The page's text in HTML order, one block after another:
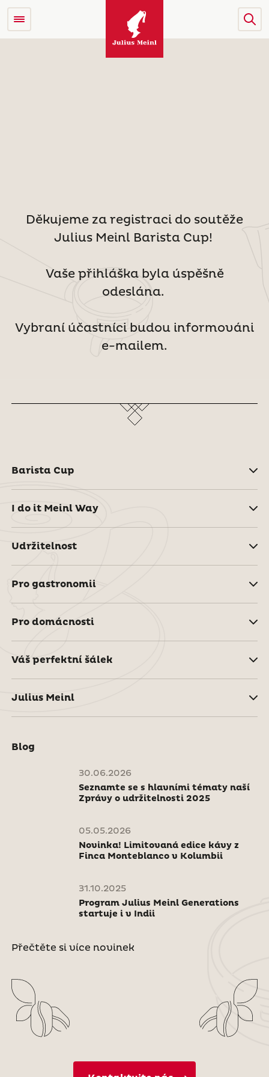
Děkujeme za registraci do soutěže
Julius Meinl Barista Cup!
Vaše přihláška byla úspěšně
odeslána.
Vybraní účastníci budou informováni
e-mailem.
Barista Cup
I do it Meinl Way
Udržitelnost
Pro gastronomii
Pro domácnosti
Váš perfektní šálek
Julius Meinl
Blog
30.06.2026
Seznamte se s hlavními tématy naší
Zprávy o udržitelnosti 2025
05.05.2026
Novinka! Limitovaná edice kávy z
Finca Monteblanco v Kolumbii
31.10.2025
Program Julius Meinl Generations
startuje i v Indii
Přečtěte si více novinek